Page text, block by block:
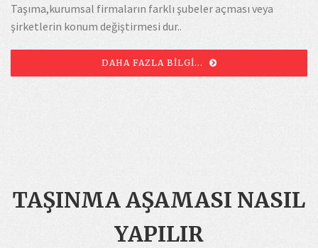
Taşıma,kurumsal firmaların farklı şubeler açması veya
şirketlerin konum değiştirmesi dur..
DAHA FAZLA BILGI...
TAŞINMA AŞAMASI NASIL
YAPILIR